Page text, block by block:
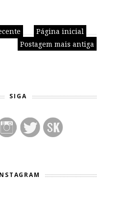
Postagem mais antiga
Página inicial
SIGA